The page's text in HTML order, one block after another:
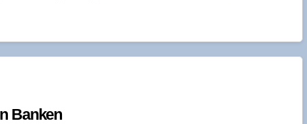
Banken